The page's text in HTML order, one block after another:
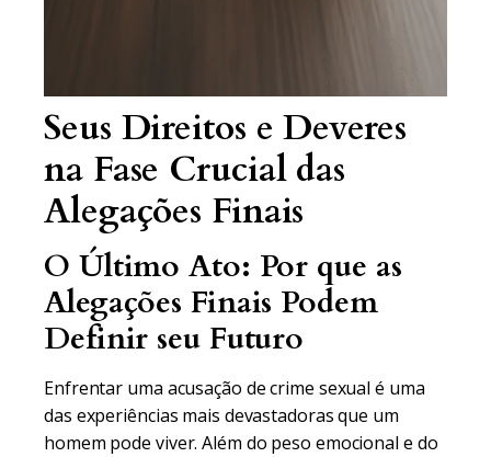
Seus Direitos e Deveres
na Fase Crucial das
Alegações Finais
O Último Ato: Por que as
Alegações Finais Podem
Definir seu Futuro
Enfrentar uma acusação de crime sexual é uma
das experiências mais devastadoras que um
homem pode viver. Além do peso emocional e do